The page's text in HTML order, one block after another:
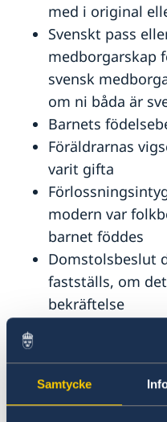
Samtycke
med i original
Svenskt pass
medborgarskap
svensk
om ni båda är
Barnets
Föräldrarnas
varit gifta
modern var
barnet föddes
Domstolsbeslut
fastställs, om
bekräftelse
Alla dokument ska
Observera att